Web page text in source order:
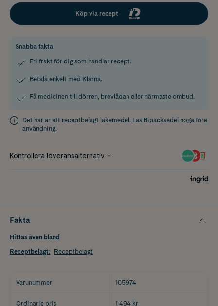
Köp via recept
Snabba fakta
Fri frakt för dig som handlar recept.
Betala enkelt med Klarna.
Få medicinen till dörren, brevlådan eller närmaste ombud.
Det här är ett receptbelagt läkemedel. Läs Bipacksedel noga före
användning.
Fakta
Hittas även bland
Receptbelagt: Receptbelagt
Varunummer 105974
Ordinarie pris 1 494 kr